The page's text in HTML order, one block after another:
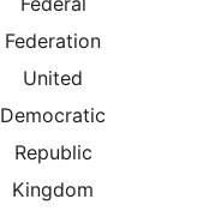
Federation
United
Democratic
Republic
Kingdom